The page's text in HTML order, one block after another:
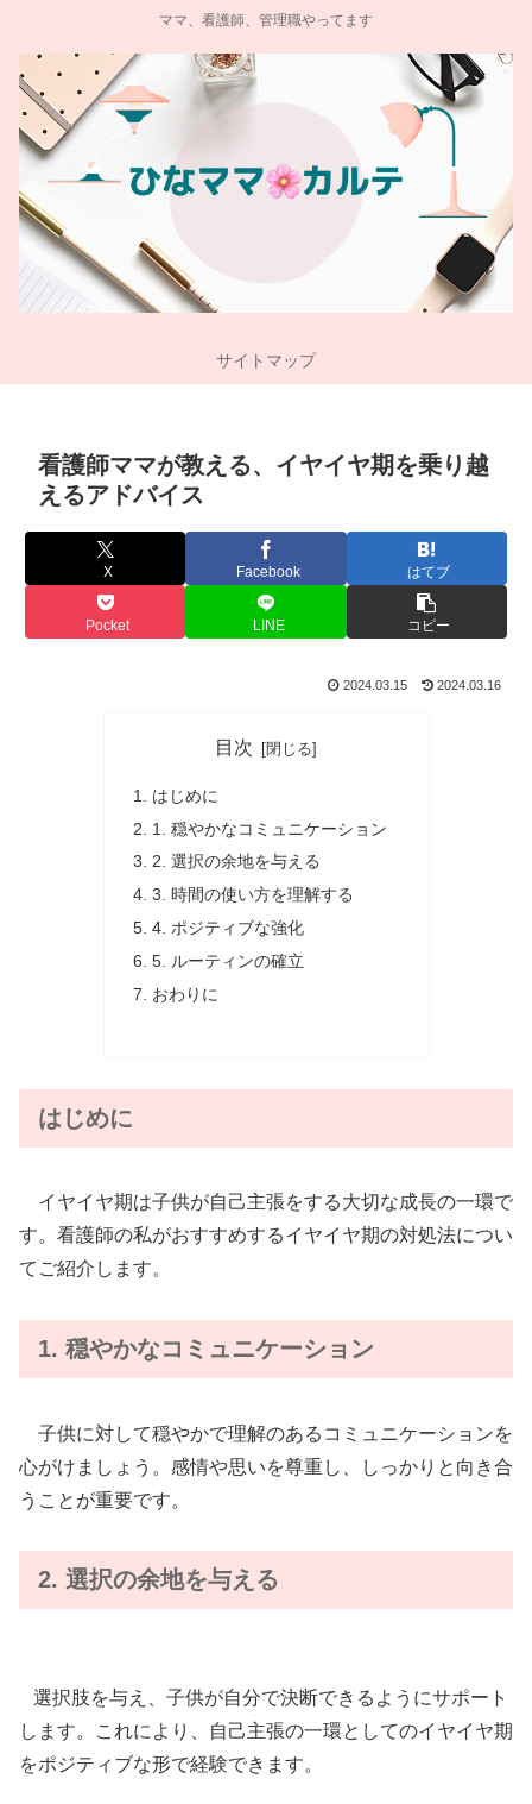
ママ、看護師、管理職やってます
サイトマップ
看護師ママが教える、イヤイヤ期を乗り越
えるアドバイス
X Facebook はてブ
Pocket LINE コピー
2024.03.15 2024.03.16
目次
はじめに
1. 穏やかなコミュニケーション
2. 選択の余地を与える
3. 時間の使い方を理解する
4. ポジティブな強化
5. ルーティンの確立
おわりに
はじめに
イヤイヤ期は子供が自己主張をする大切な成長の一環で
す。看護師の私がおすすめするイヤイヤ期の対処法につい
てご紹介します。
1. 穏やかなコミュニケーション
子供に対して穏やかで理解のあるコミュニケーションを
心がけましょう。感情や思いを尊重し、しっかりと向き合
うことが重要です。
2. 選択の余地を与える
選択肢を与え、子供が自分で決断できるようにサポート
します。これにより、自己主張の一環としてのイヤイヤ期
をポジティブな形で経験できます。